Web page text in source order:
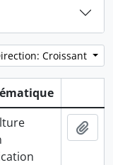
Croissant
Presse-